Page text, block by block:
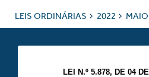
LEIS ORDINÁRIAS 2022 MAIO
LEI N.º 5.878, DE 04